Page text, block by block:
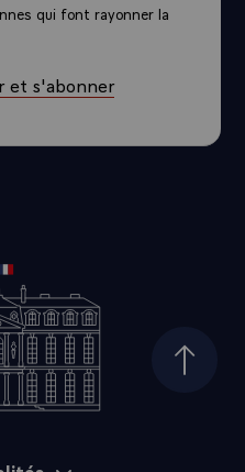
qui font rayonner la
et s'abonner
Haut